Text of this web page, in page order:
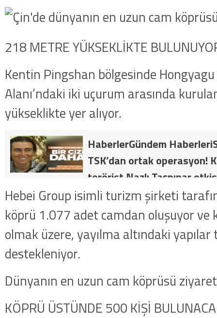
218 METRE YÜKSEKLİKTE
Kentin Pingshan bölgesinde
Alanı’ndaki iki uçurum arasında
yükseklikte yer alıyor.
HaberlerGündem
TSK’dan ortak operasyon!
terörist Nazlı Taşpınar
dakika: MİT ve TSK’dan
kategorideki terörist Nazlı
getirildi .
Hebei Group isimli turizm şirketi
köprü 1.077 adet camdan oluşuyor ve
olmak üzere, yayılma altındaki
destekleniyor.
Dünyanın en uzun cam köprüsü
KÖPRÜ ÜSTÜNDE 500 KİŞİ